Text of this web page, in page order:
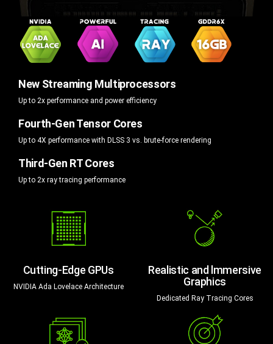
New Streaming Multiprocessors
Up to 2x performance and power efficiency
Fourth-Gen Tensor Cores
Up to 4X performance with DLSS 3 vs. brute-force rendering
Third-Gen RT Cores
Up to 2x ray tracing performance
Cutting-Edge GPUs
NVIDIA Ada Lovelace Architecture
Realistic and lmmersive
Graphics
Dedicated Ray Tracing Cores